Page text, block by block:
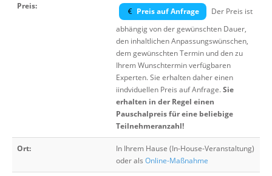
Preis:
Preis auf Anfrage
Der Preis ist
abhängig von der gewünschten Dauer,
den inhaltlichen Anpassungswünschen,
dem gewünschten Termin und den zu
Ihrem Wunschtermin verfügbaren
Experten. Sie erhalten daher einen
iindviduellen Preis auf Anfrage.Sie
erhalten in der Regel einen
Pauschalpreis für eine beliebige
Teilnehmeranzahl!
Ort:
In Ihrem Hause (In-House-Veranstaltung)
oder als Online-Maßnahme